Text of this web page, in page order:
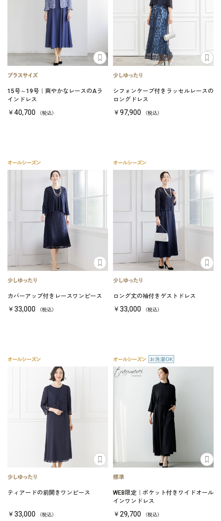
15号～19号｜爽やかなレースのAラ
インドレス
￥40,700 （税込）
シフォンケープ付きラッセルレースの
ロングドレス
￥97,900 （税込）
カバーアップ付きレースワンピース
￥33,000 （税込）
ロング丈の袖付きゲストドレス
￥33,000 （税込）
ティアードの前開きワンピース
￥33,000 （税込）
WEB限定｜ポケット付きワイドオール
インワンドレス
￥29,700 （税込）